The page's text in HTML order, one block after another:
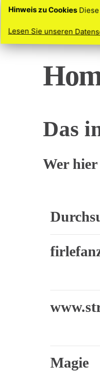
Das
Wer
Magie
Hinweis zu CookiesDiese
Lesen Sie unseren